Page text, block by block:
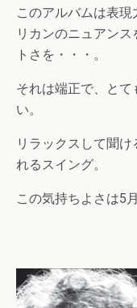
このアルバムは表
リカンのニュアン
トさを・・・。
それは端正で、と
い。
リラックスして聞
れるスイング。
この気持ちよさは5